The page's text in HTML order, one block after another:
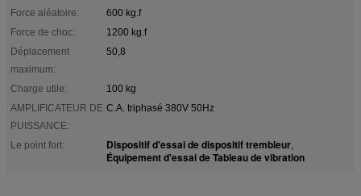
Force aléatoire:
600 kg.f
Force de choc:
1200 kg.f
Déplacement
maximum:
50,8
Charge utile:
100 kg
AMPLIFICATEUR DE
PUISSANCE:
C.A. triphasé 380V 50Hz
Le point fort: Dispositif d'essai de dispositif trembleur,
Équipement d'essai de Tableau de vibration